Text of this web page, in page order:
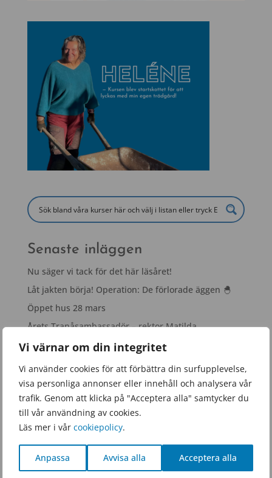
Vi värnar om din integritet
Vi använder cookies för att förbättra din surfupplevelse,
visa personliga annonser eller innehåll och analysera vår
trafik. Genom att klicka på "Acceptera alla" samtycker du
till vår användning av cookies.
Läs mer i vår cookiepolicy.
Anpassa Avvisa alla Acceptera alla
Senaste inläggen
Nu säger vi tack för det här läsåret!
Låt jakten börja! Operation: De förlorade äggen 🐣
Öppet hus 28 mars
Årets Tranåsambassadör – rektor Matilda
Arkiv
juni 2026
mars 2026
november 2025